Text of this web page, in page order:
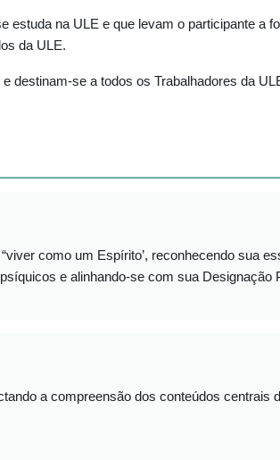
na ULE e que levam o participante a
da ULE.
se a todos os Trabalhadores da
como um Espírito’, reconhecendo sua
e alinhando-se com sua Designação
a compreensão dos conteúdos centrais